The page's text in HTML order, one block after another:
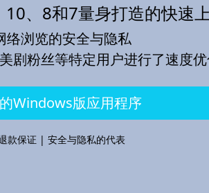
、8和7量身打造的快速
络浏览的安全与隐私
剧粉丝等特定用户进行了速度
Windows版应用程序
款保证 | 安全与隐私的代表